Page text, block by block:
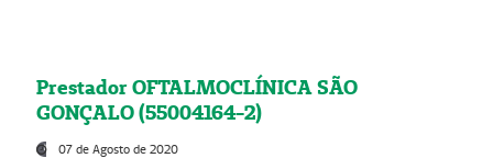
Prestador OFTALMOCLÍNICA SÃO
GONÇALO (55004164-2)
07 de Agosto de 2020